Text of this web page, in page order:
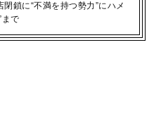
閉鎖に“不満を持つ勢力”にハメ
まで